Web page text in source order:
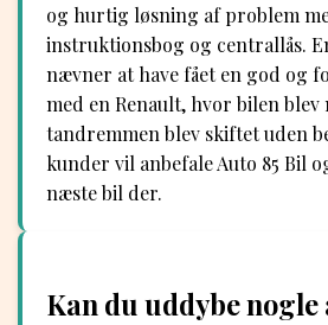
og hurtig løsning af problem
instruktionsbog og centrallås.
nævner at have fået en god og
med en Renault, hvor bilen blev
tandremmen blev skiftet uden
kunder vil anbefale Auto 85 Bil
næste bil der.
Kan du uddybe nogle